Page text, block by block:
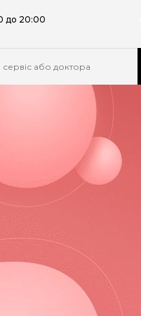
до 20:00